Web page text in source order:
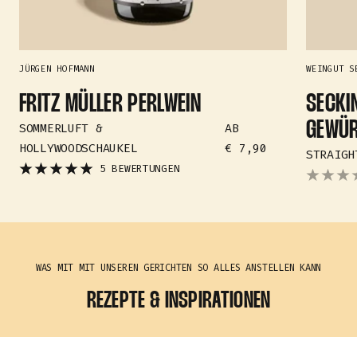
JÜRGEN HOFMANN
FRITZ MÜLLER PERLWEIN
SOMMERLUFT &
HOLLYWOODSCHAUKEL
ANGEBOTSPREIS
AB
€ 7,90
5 BEWERTUNGEN
WEINGUT
WAS MIT MIT UNSEREN GERICHTEN SO ALLES ANSTELLEN KANN
REZEPTE & INSPIRATIONEN